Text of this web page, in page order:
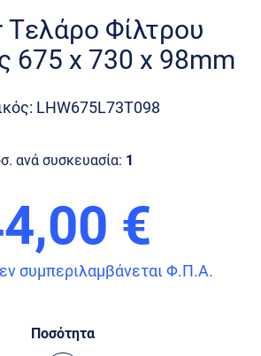
Τελάρο Φίλτρου
675 x 730 x 98mm
LHW675L73T098
ανά συσκευασία: 1
€
συμπεριλαμβάνεται Φ.Π.Α.
Ποσότητα